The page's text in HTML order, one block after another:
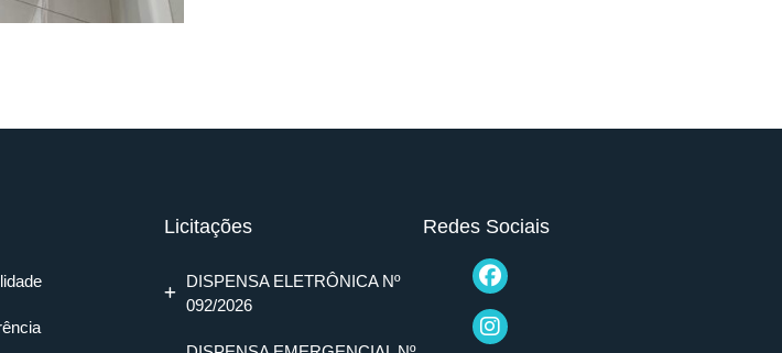
Licitações
DISPENSA ELETRÔNICA Nº
092/2026
Redes Sociais